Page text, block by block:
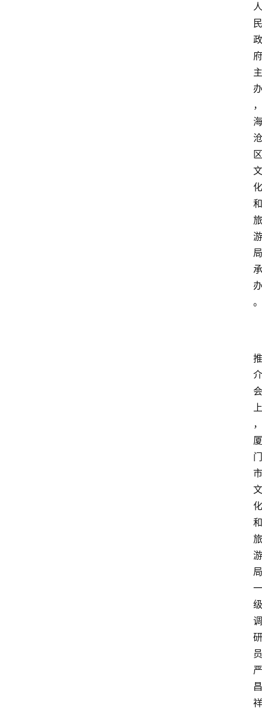
人
民
政
府
主
办
，
海
沧
区
文
化
和
旅
游
局
承
办
。
推
介
会
上
，
厦
门
市
文
化
和
旅
游
局
一
级
调
研
员
严
昌
祥